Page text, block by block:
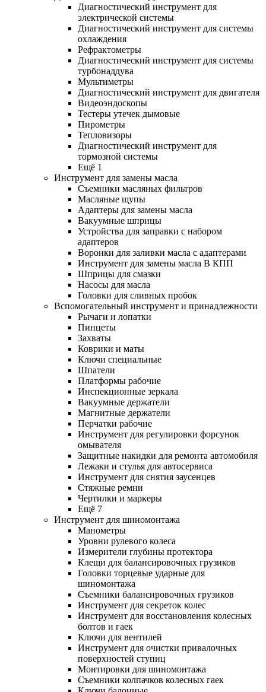
Диагностический инструмент для
электрической системы
Диагностический инструмент для системы
охлаждения
Рефрактометры
Диагностический инструмент для системы
турбонаддува
Мультиметры
Диагностический инструмент для двигателя
Видеоэндоскопы
Тестеры утечек дымовые
Пирометры
Тепловизоры
Диагностический инструмент для
тормозной системы
Ещё 1
Инструмент для замены масла
Съемники масляных фильтров
Масляные щупы
Адаптеры для замены масла
Вакуумные шприцы
Устройства для заправки с набором
адаптеров
Воронки для заливки масла с адаптерами
Инструмент для замены масла В КПП
Шприцы для смазки
Насосы для масла
Головки для сливных пробок
Вспомогательный инструмент и принадлежности
Рычаги и лопатки
Пинцеты
Захваты
Коврики и маты
Ключи специальные
Шпатели
Платформы рабочие
Инспекционные зеркала
Вакуумные держатели
Магнитные держатели
Перчатки рабочие
Инструмент для регулировки форсунок
омывателя
Защитные накидки для ремонта автомобиля
Лежаки и стулья для автосервиса
Инструмент для снятия заусенцев
Стяжные ремни
Чертилки и маркеры
Ещё 7
Инструмент для шиномонтажа
Манометры
Уровни рулевого колеса
Измерители глубины протектора
Клещи для балансировочных грузиков
Головки торцевые ударные для
шиномонтажа
Съемники балансировочных грузиков
Инструмент для секреток колес
Инструмент для восстановления колесных
болтов и гаек
Ключи для вентилей
Инструмент для очистки привалочных
поверхностей ступиц
Монтировки для шиномонтажа
Съемники колпачков колесных гаек